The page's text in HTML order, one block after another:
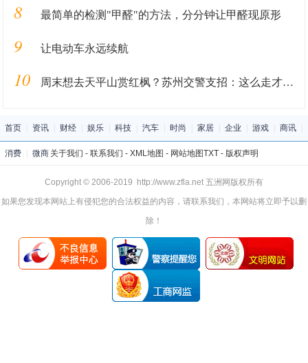
8 最简单的检测"甲醛"的方法，分分钟让甲醛现原形
9 让电动车永远续航
10 周末想去天平山赏红枫？苏州交警支招：这么走才不堵
首页 资讯 财经 娱乐 科技 汽车 时尚 家居 企业 游戏 商讯
消费 微商 关于我们 - 联系我们 - XML地图 - 网站地图TXT- 版权声明
Copyright © 2006-2019 http://www.zfla.net 五洲网版权所有
如果您发现本网站上有侵犯您的合法权益的内容，请联系我们，本网站将立即予以删
除！